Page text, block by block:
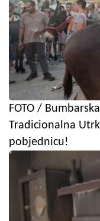
FOTO /
Tradicionalna
pobjednicu!